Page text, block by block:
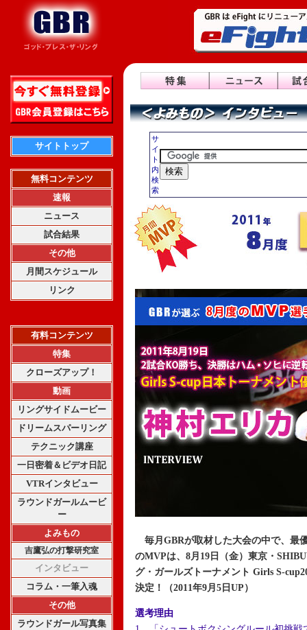
サイトトップ
無料コンテンツ
速報
ニュース
試合結果
その他
月間スケジュール
リンク
有料コンテンツ
特集
クローズアップ！
動画
リングサイドムービー
ドリームスパーリング
テクニック講座
一日密着＆ビデオ日記
VTRインタビュー
ラウンドガールムービ
ー
よみもの
吉鷹弘の打撃研究室
インタビュー
コラム・一筆入魂
その他
ラウンドガール写真集
サ
イ
ト
内
検
索
毎月GBRが取材した大会の中で、最
のMVPは、8月19日（金）東京・
グ・ガールズトーナメント Girls S-
決定！（2011年9月5日UP）
選考理由